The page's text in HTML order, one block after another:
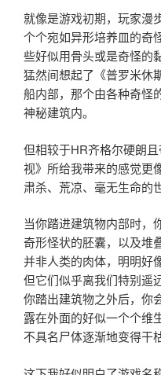
就像是游戏初期，玩家漫
个个宛如异形培养皿的奇
些好似用骨头或是奇怪的
猛然间想起了《普罗米休
船内部，那个由各种奇怪
神秘建筑内。
但相较于HR齐格尔硬朗
视》所给我带来的感觉更
肃杀、荒凉、毫无生命的
当你踏进建筑物内部时，
奇形怪状的胚囊，以及堆
并非人类的肉体，明明好
但它们似乎离我们特别遥
你踏出建筑物之外后，你
露在外面的好似一个个维
不具名尸体逐渐地变得干